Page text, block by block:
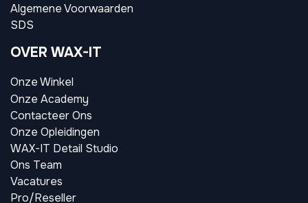
Algemene Voorwaarden
SDS
OVER WAX-IT
Onze Winkel
Onze Academy
Contacteer Ons
Onze Opleidingen
WAX-IT Detail Studio
Ons Team
Vacatures
Pro/Reseller